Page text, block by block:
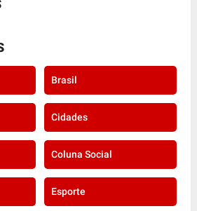
Brasil
Cidades
Coluna Social
Esporte